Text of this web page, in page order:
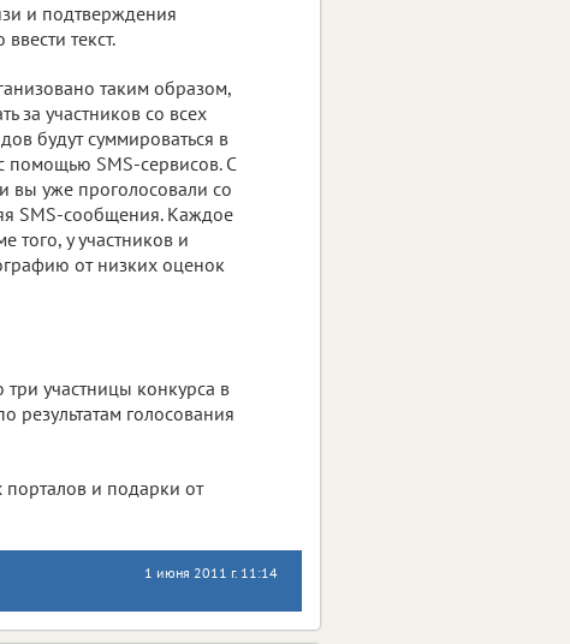
и подтверждения
текст.
таким образом,
за участников со всех
будут суммироваться в
помощью SMS-сервисов. C
вы уже проголосовали со
SMS-сообщения. Каждое
того, у участников и
от низких оценок
участницы конкурса в
результатам голосования
и подарки от
1 июня 2011 г. 11:14